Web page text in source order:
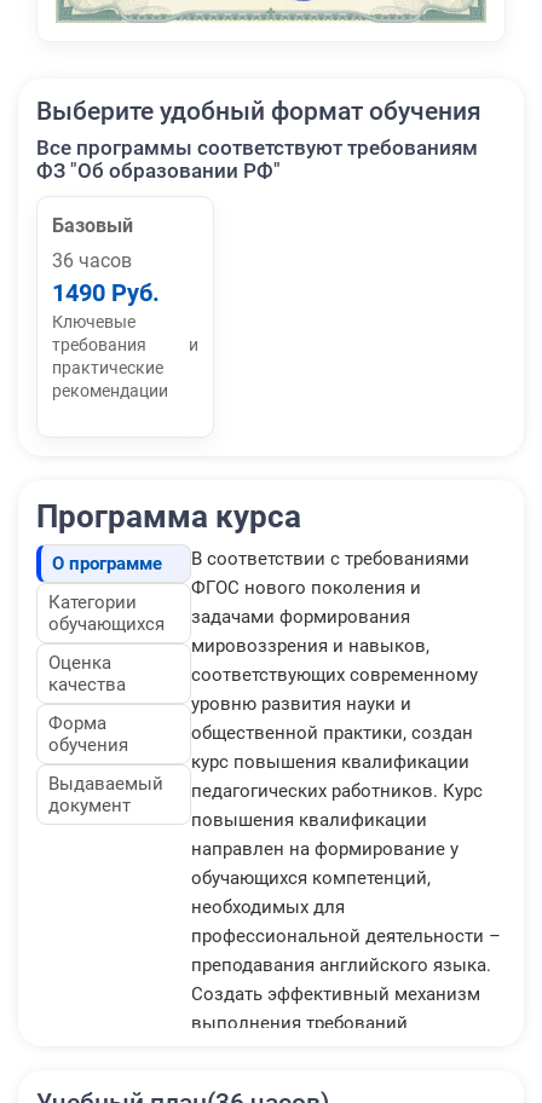
Выберите удобный формат обучения
Все программы соответствуют требованиям
ФЗ "Об образовании РФ"
Базовый
36 часов
1490 Руб.
Ключевые
требования и
практические
рекомендации
Программа курса
О программе
Категории
обучающихся
Оценка
качества
Форма
обучения
Выдаваемый
документ
В соответствии с требованиями
ФГОС нового поколения и
задачами формирования
мировоззрения и навыков,
соответствующих современному
уровню развития науки и
общественной практики, создан
курс повышения квалификации
педагогических работников. Курс
повышения квалификации
направлен на формирование у
обучающихся компетенций,
необходимых для
профессиональной деятельности –
преподавания английского языка.
Создать эффективный механизм
выполнения требований